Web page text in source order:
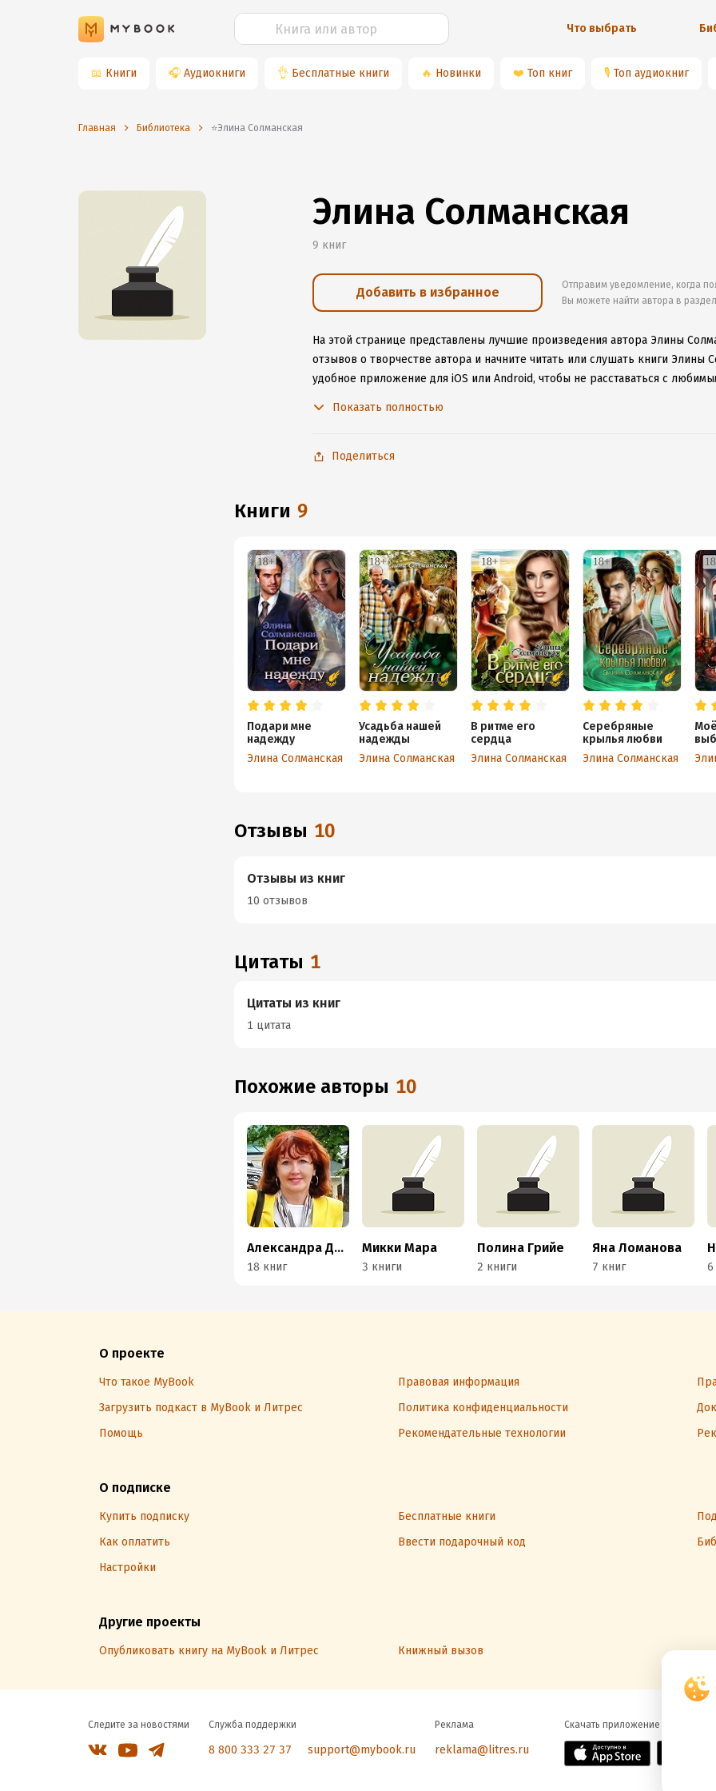
Что выбрать
📖 Книги 🎧 Аудиокниги 👌 Бесплатные книги 🔥 Новинки ❤️ Топ книг 🎙 Топ аудиокниг
Главная Библиотека ⭐️Элина Солманская
Элина Солманская
9 книг
Добавить в избранное
Отправим уведомление, когда
Вы можете найти автора в
На этой странице представлены лучшие произведения автора Элины
отзывов о творчестве автора и начните читать или слушать книги Элины
удобное приложение для iOS или Android, чтобы не расставаться с
Показать полностью
Поделиться
книги 9
Подари мне
надежду
Элина Солманская
Усадьба нашей
надежды
Элина Солманская
В ритме его
сердца
Элина Солманская
Серебряные
крылья любви
Элина Солманская
Отзывы 10
Отзывы из книг
10 отзывов
Цитаты 1
Цитаты из книг
1 цитата
Похожие авторы 10
Александра Дельмаре
18 книг
Микки Мара
3 книги
Полина Грийе
2 книги
Яна Ломанова
7 книг
О проекте
Что такое MyBook Правовая информация
Загрузить подкаст в MyBook и Литрес
Политика конфиденциальности
Помощь
Рекомендательные технологии
О подписке
Купить подписку Бесплатные книги
Как оплатить
Ввести подарочный код
Настройки
Другие проекты
Опубликовать книгу на MyBook и Литрес Книжный вызов
Следите за новостями Служба поддержки
8 800 333 27 37 support@mybook.ru
Реклама
reklama@litres.ru
Скачать приложение